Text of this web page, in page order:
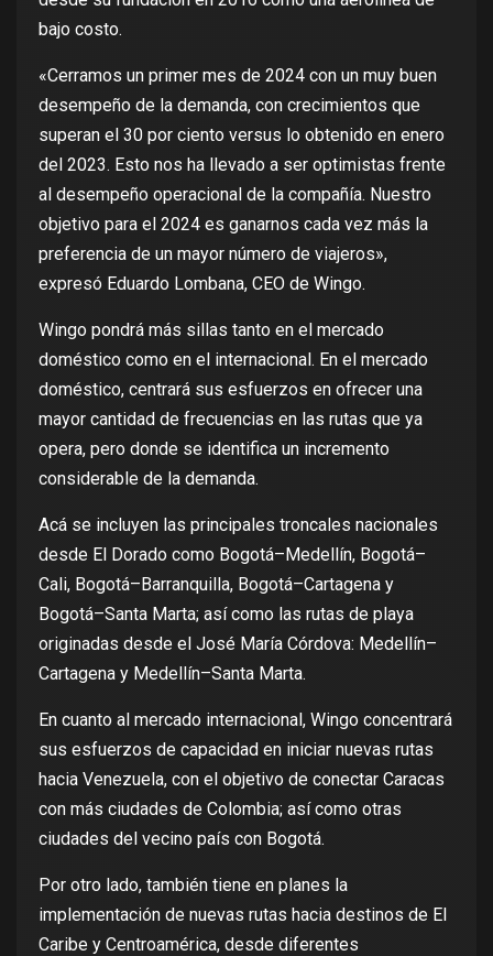
bajo costo.
«Cerramos un primer mes de 2024 con un muy buen
desempeño de la demanda, con crecimientos que
superan el 30 por ciento versus lo obtenido en enero
del 2023. Esto nos ha llevado a ser optimistas frente
al desempeño operacional de la compañía. Nuestro
objetivo para el 2024 es ganarnos cada vez más la
preferencia de un mayor número de viajeros»,
expresó Eduardo Lombana, CEO de Wingo.
Wingo pondrá más sillas tanto en el mercado
doméstico como en el internacional. En el mercado
doméstico, centrará sus esfuerzos en ofrecer una
mayor cantidad de frecuencias en las rutas que ya
opera, pero donde se identifica un incremento
considerable de la demanda.
Acá se incluyen las principales troncales nacionales
desde El Dorado como Bogotá–Medellín, Bogotá–
Cali, Bogotá–Barranquilla, Bogotá–Cartagena y
Bogotá–Santa Marta; así como las rutas de playa
originadas desde el José María Córdova: Medellín–
Cartagena y Medellín–Santa Marta.
En cuanto al mercado internacional, Wingo concentrará
sus esfuerzos de capacidad en iniciar nuevas rutas
hacia Venezuela, con el objetivo de conectar Caracas
con más ciudades de Colombia; así como otras
ciudades del vecino país con Bogotá.
Por otro lado, también tiene en planes la
implementación de nuevas rutas hacia destinos de El
Caribe y Centroamérica, desde diferentes